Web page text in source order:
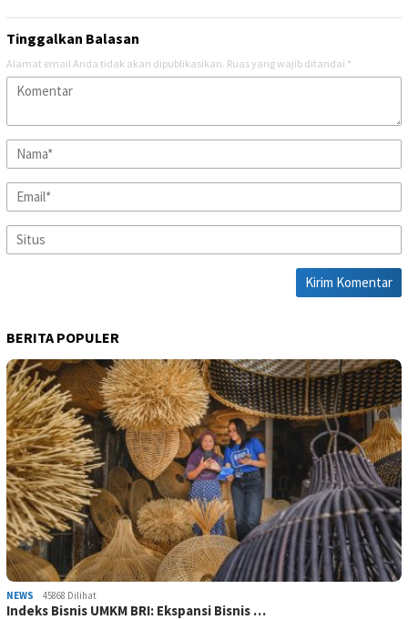
Tinggalkan Balasan
Alamat email Anda tidak akan dipublikasikan. Ruas yang wajib ditandai *
BERITA POPULER
NEWS 45868 Dilihat
Indeks Bisnis UMKM BRI: Ekspansi Bisnis …